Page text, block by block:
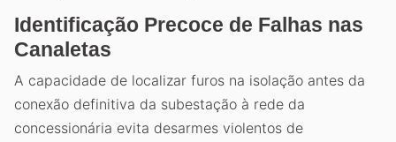
Identificação Precoce de Falhas nas
Canaletas
A capacidade de localizar furos na isolação antes da
conexão definitiva da subestação à rede da
concessionária evita desarmes violentos de